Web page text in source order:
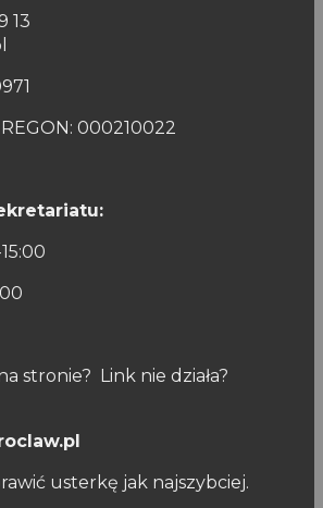
13
000210022
stronie? Link nie działa?
usterkę jak najszybciej.